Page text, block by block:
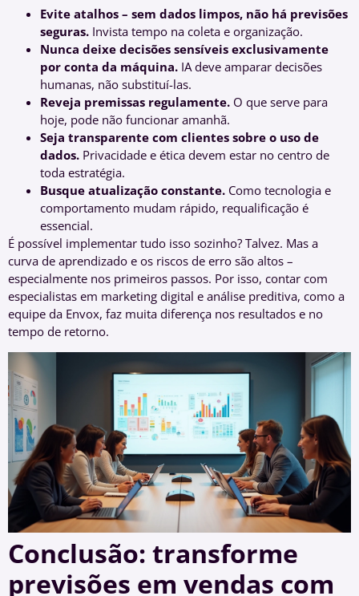
Evite atalhos – sem dados limpos, não há previsões
seguras. Invista tempo na coleta e organização.
Nunca deixe decisões sensíveis exclusivamente
por conta da máquina. IA deve amparar decisões
humanas, não substituí-las.
Reveja premissas regulamente. O que serve para
hoje, pode não funcionar amanhã.
Seja transparente com clientes sobre o uso de
dados. Privacidade e ética devem estar no centro de
toda estratégia.
Busque atualização constante. Como tecnologia e
comportamento mudam rápido, requalificação é
essencial.
É possível implementar tudo isso sozinho? Talvez. Mas a
curva de aprendizado e os riscos de erro são altos –
especialmente nos primeiros passos. Por isso, contar com
especialistas em marketing digital e análise preditiva, como a
equipe da Envox, faz muita diferença nos resultados e no
tempo de retorno.
Conclusão: transforme
previsões em vendas com